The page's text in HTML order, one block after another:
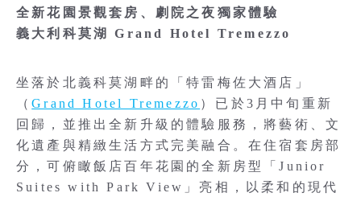
全新花園景觀套房、劇院之夜獨家體驗
義大利科莫湖 Grand Hotel Tremezzo
坐落於北義科莫湖畔的「特雷梅佐大酒店」
（Grand Hotel Tremezzo ）已於3月中旬重新
回歸，並推出全新升級的體驗服務，將藝術、文
化遺產與精緻生活方式完美融合。在住宿套房部
分，可俯瞰飯店百年花園的全新房型「Junior
Suites with Park View」亮相，以柔和的現代